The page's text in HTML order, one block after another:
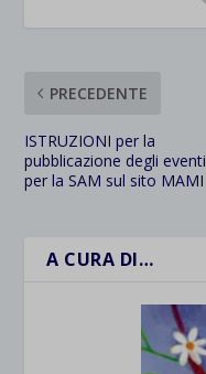
PRECEDENTE
ISTRUZIONI per la
pubblicazione degli eventi
per la SAM sul sito MAMI
A CURA DI…